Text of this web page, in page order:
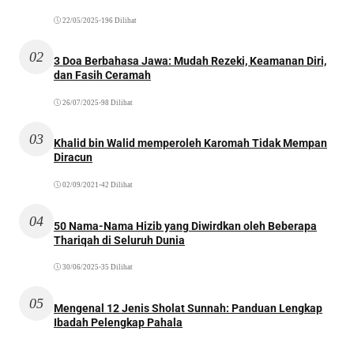
22/05/2025 •196 Dilihat
02
3 Doa Berbahasa Jawa: Mudah Rezeki, Keamanan Diri,
dan Fasih Ceramah
26/07/2025 •98 Dilihat
03
Khalid bin Walid memperoleh Karomah Tidak Mempan
Diracun
02/09/2021 •42 Dilihat
04
50 Nama-Nama Hizib yang Diwirdkan oleh Beberapa
Thariqah di Seluruh Dunia
30/06/2025 •35 Dilihat
05
Mengenal 12 Jenis Sholat Sunnah: Panduan Lengkap
Ibadah Pelengkap Pahala